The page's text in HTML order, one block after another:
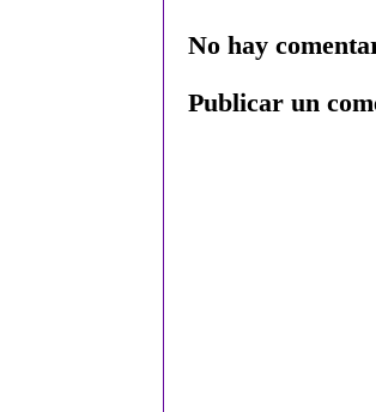
No hay
Publicar un